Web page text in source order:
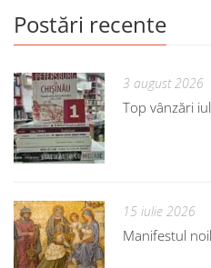
Postări recente
3 august 2026
Top vânzări
15 iulie 2026
Manifestul